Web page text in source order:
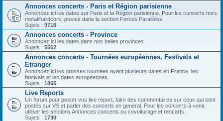
Annonces concerts - Paris et Région parisienne
Annoncez ici les dates sur Paris et la Région parisienne. Pour les concerts hors
metal/hardcore, postez dans la section Forces Parallèles.
Sujets : 9716
Annonces concerts - Province
Annoncez ici les dates dans nos belles provinces
Sujets : 5552
Annonces concerts - Tournées européennes, Festivals et
Etranger
Annoncez ici les grosses tournées ayant plusieurs dates en France, les
festivals et les dates européennes.
Sujets : 1865
Live Reports
Un forum pour poster vos live report, faire des commentaires sur ceux qui sont
postés sur VS et parler des concerts en general. Pour les concerts à venir,
utiliser les sections Annonces concerts ou covoiturage et rencarts.
Sujets : 1730